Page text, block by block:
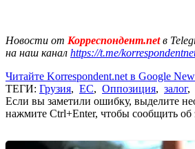
Новости от Корреспондент.netв
на наш канал https://t.me/
Читайте Korrespondent.net в Google
ТЕГИ: Грузия, ЕС, Оппозиция, залог,
Если вы заметили ошибку, выделите
нажмите Ctrl+Enter, чтобы сообщить об